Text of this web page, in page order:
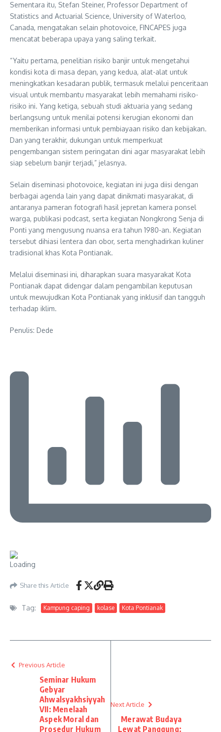
Sementara itu, Stefan Steiner, Professor Department of
Statistics and Actuarial Science, University of Waterloo,
Canada, mengatakan selain photovoice, FINCAPES juga
mencatat beberapa upaya yang saling terkait.
“Yaitu pertama, penelitian risiko banjir untuk mengetahui
kondisi kota di masa depan, yang kedua, alat-alat untuk
meningkatkan kesadaran publik, termasuk melalui penceritaan
visual untuk membantu masyarakat lebih memahami risiko-
risiko ini. Yang ketiga, sebuah studi aktuaria yang sedang
berlangsung untuk menilai potensi kerugian ekonomi dan
memberikan informasi untuk pembiayaan risiko dan kebijakan.
Dan yang terakhir, dukungan untuk memperkuat
pengembangan sistem peringatan dini agar masyarakat lebih
siap sebelum banjir terjadi,” jelasnya.
Selain diseminasi photovoice, kegiatan ini juga diisi dengan
berbagai agenda lain yang dapat dinikmati masyarakat, di
antaranya pameran fotografi hasil jepretan kamera ponsel
warga, publikasi podcast, serta kegiatan Nongkrong Senja di
Ponti yang mengusung nuansa era tahun 1980-an. Kegiatan
tersebut dihiasi lentera dan obor, serta menghadirkan kuliner
tradisional khas Kota Pontianak.
Melalui diseminasi ini, diharapkan suara masyarakat Kota
Pontianak dapat didengar dalam pengambilan keputusan
untuk mewujudkan Kota Pontianak yang inklusif dan tangguh
terhadap iklim.
Penulis: Dede
Share this Article
Tag: Kampung caping kolase Kota Pontianak
Previous Article
Seminar Hukum
Gebyar
Ahwalsyakhsiyyah
VII: Menelaah
Aspek Moral dan
Prosedur Hukum
Next Article
Merawat Budaya
Lewat Panggung: